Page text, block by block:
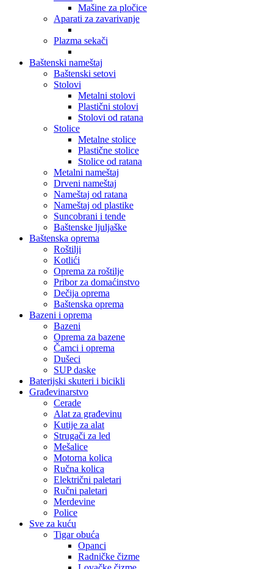
Mašine za pločice
Aparati za zavarivanje
Plazma sekači
Baštenski nameštaj
Baštenski setovi
Stolovi
Metalni stolovi
Plastični stolovi
Stolovi od ratana
Stolice
Metalne stolice
Plastične stolice
Stolice od ratana
Metalni nameštaj
Drveni nameštaj
Nameštaj od ratana
Nameštaj od plastike
Suncobrani i tende
Baštenske ljuljaške
Baštenska oprema
Roštilji
Kotlići
Oprema za roštilje
Pribor za domaćinstvo
Dečija oprema
Baštenska oprema
Bazeni i oprema
Bazeni
Oprema za bazene
Čamci i oprema
Dušeci
SUP daske
Baterijski skuteri i bicikli
Građevinarstvo
Cerade
Alat za građevinu
Kutije za alat
Strugači za led
Mešalice
Motorna kolica
Ručna kolica
Električni paletari
Ručni paletari
Merdevine
Police
Sve za kuću
Tigar obuća
Opanci
Radničke čizme